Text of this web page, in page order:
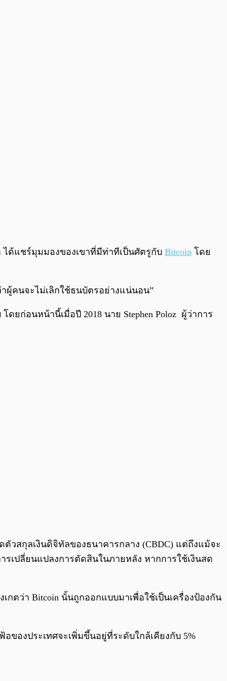
0:00/ 0:00
ได้แชร์มุมมองของเขาที่มีท่าทีเป็นศัตรูกับ Bitcoin โดย
ผู้คนจะไม่เลิกใช้ธนบัตรอย่างแน่นอน”
ยก่อนหน้านี้เมื่อปี 2018 นาย Stephen Poloz ผู้ว่าการ
ตัวสกุลเงินดิจิทัลของธนาคารกลาง (CBDC) แต่ถึงแม้จะ
รเปลี่ยนแปลงการตัดสินในภายหลัง หากการใช้เงินสด
ตว่า Bitcoin นั้นถูกออกแบบมาเพื่อใช้เป็นเครื่องป้องกัน
ของประเทศจะเพิ่มขึ้นอยู่ที่ระดับใกล้เคียงกับ 5%